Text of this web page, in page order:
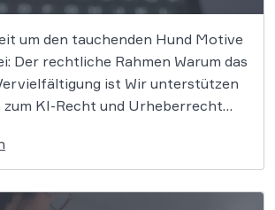
um den tauchenden Hund Motive
Der rechtliche Rahmen Warum das
ist Wir unterstützen
zum KI-Recht und Urheberrecht
völlig neues Bild generiert,
Das […]